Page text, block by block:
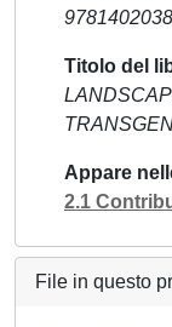
Titolo del
Appare
2.1
File in questo